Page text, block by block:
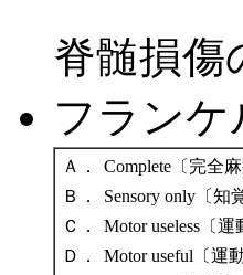
脊髄損傷
フランケ
Ａ．
Complete〔完全
Ｂ．
Sensory only〔
Ｃ．
Motor useless〔
Ｄ．
Motor useful〔運